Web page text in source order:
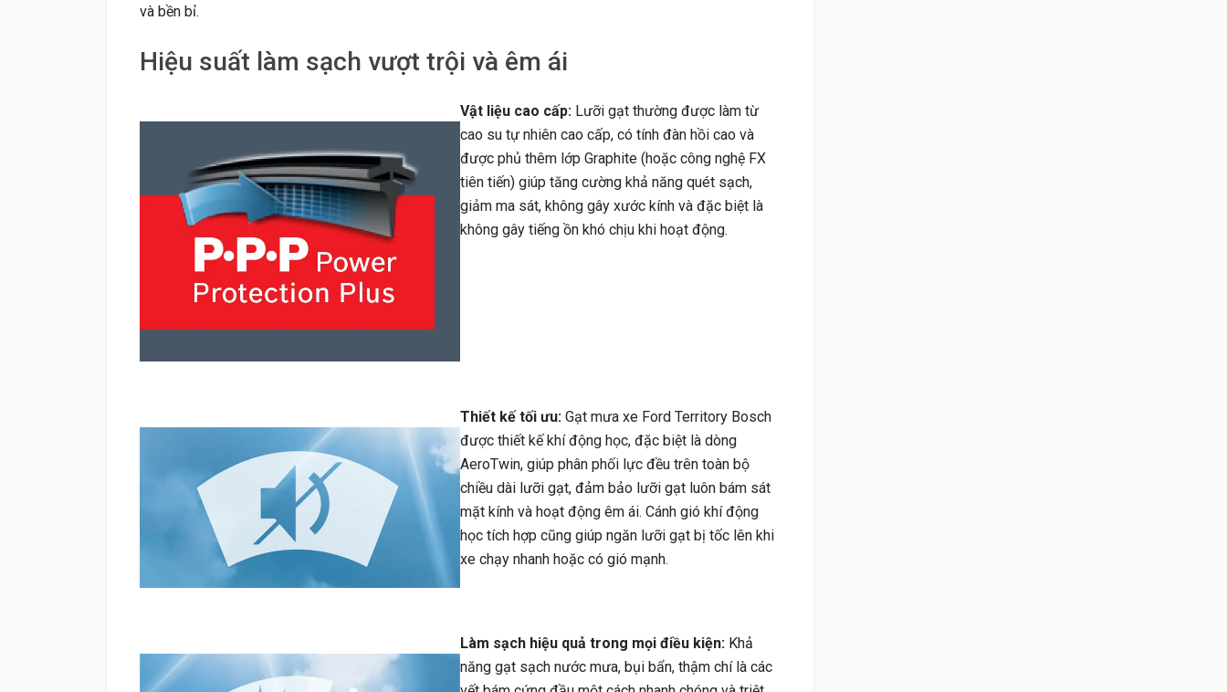
và bền bỉ.
Hiệu suất làm sạch vượt trội và êm ái
Vật liệu cao cấp: Lưỡi gạt thường được làm từ
cao su tự nhiên cao cấp, có tính đàn hồi cao và
được phủ thêm lớp Graphite (hoặc công nghệ FX
tiên tiến) giúp tăng cường khả năng quét sạch,
giảm ma sát, không gây xước kính và đặc biệt là
không gây tiếng ồn khó chịu khi hoạt động.
Thiết kế tối ưu: Gạt mưa xe Ford Territory Bosch
được thiết kế khí động học, đặc biệt là dòng
AeroTwin, giúp phân phối lực đều trên toàn bộ
chiều dài lưỡi gạt, đảm bảo lưỡi gạt luôn bám sát
mặt kính và hoạt động êm ái. Cánh gió khí động
học tích hợp cũng giúp ngăn lưỡi gạt bị tốc lên khi
xe chạy nhanh hoặc có gió mạnh.
Làm sạch hiệu quả trong mọi điều kiện: Khả
năng gạt sạch nước mưa, bụi bẩn, thậm chí là các